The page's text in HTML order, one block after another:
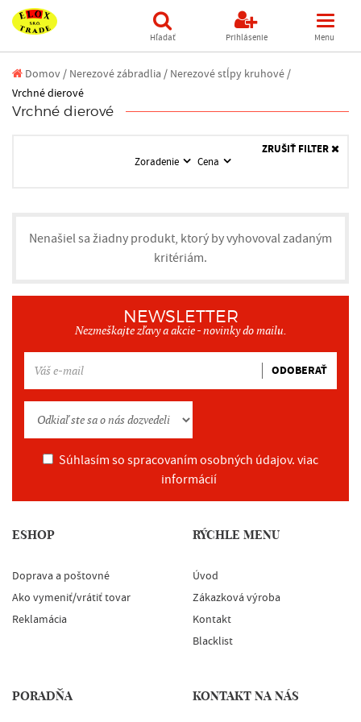
Hľadať Prihlásenie Menu
Domov/ Nerezové zábradlia / Nerezové stĺpy kruhové /
Vrchné dierové
Vrchné dierové
Zoradenie Cena
ZRUŠIŤ FILTER
Nenašiel sa žiadny produkt, ktorý by vyhovoval zadaným
kritériám.
NEWSLETTER
Nezmeškajte zľavy a akcie - novinky do mailu.
ODOBERAŤ
Súhlasím so spracovaním osobných údajov. viac
informácií
ESHOP
Doprava a poštovné
Ako vymeniť/vrátiť tovar
Reklamácia
RÝCHLE MENU
Úvod
Zákazková výroba
Kontakt
Blacklist
PORADŇA KONTAKT NA NÁS